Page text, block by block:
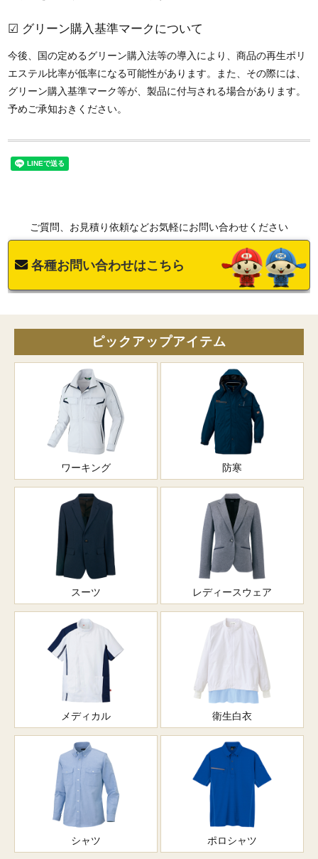
☑ グリーン購入基準マークについて
今後、国の定めるグリーン購入法等の導入により、商品の再生ポリ
エステル比率が低率になる可能性があります。また、その際には、
グリーン購入基準マーク等が、製品に付与される場合があります。
予めご承知おきください。
ご質問、お見積り依頼などお気軽にお問い合わせください
各種お問い合わせはこちら
ピックアップアイテム
ワーキング 防寒
スーツ レディースウェア
メディカル 衛生白衣
シャツ ポロシャツ